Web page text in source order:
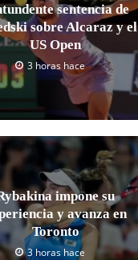
sentencia de
sobre Alcaraz y el
US Open
3 horas hace
impone su
y avanza en
Toronto
3 horas hace